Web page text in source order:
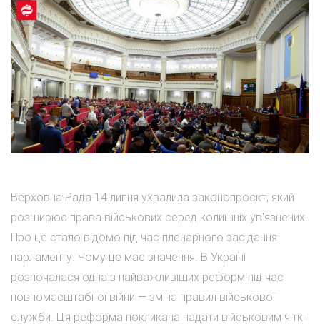
Верховна Рада 14 липня ухвалила законопроєкт, який
розширює права військових серед колишніх ув'язнених.
Про це стало відомо під час пленарного засідання
парламенту. Чому це має значення. В Україні
розпочалася одна з найважливіших реформ під час
повномасштабної війни — зміна правил військової
служби. Ця реформа покликана надати військовим чіткі